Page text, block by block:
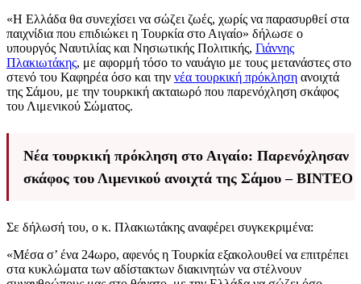
«Η Ελλάδα θα συνεχίσει να σώζει ζωές, χωρίς να παρασυρθεί στα
παιχνίδια που επιδιώκει η Τουρκία στο Αιγαίο» δήλωσε ο
υπουργός Ναυτιλίας και Νησιωτικής Πολιτικής, Γιάννης
Πλακιωτάκης, με αφορμή τόσο το ναυάγιο με τους μετανάστες στο
στενό του Καφηρέα όσο και την νέα τουρκική πρόκληση ανοιχτά
της Σάμου, με την τουρκική ακταιωρό που παρενόχληση σκάφος
του Λιμενικού Σώματος.
Νέα τουρκική πρόκληση στο Αιγαίο: Παρενόχλησαν
σκάφος του Λιμενικού ανοιχτά της Σάμου – ΒΙΝΤΕΟ
Σε δήλωσή του, ο κ. Πλακιωτάκης αναφέρει συγκεκριμένα:
«Μέσα σ’ ένα 24ωρο, αφενός η Τουρκία εξακολουθεί να επιτρέπει
στα κυκλώματα των αδίστακτων διακινητών να στέλνουν